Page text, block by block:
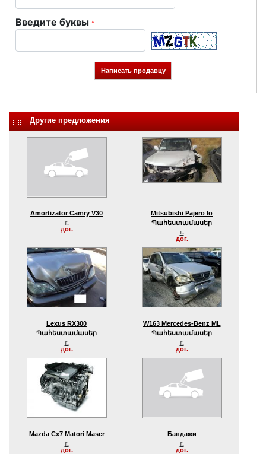
Введите буквы *
Другие предложения
Amortizator Camry V30
г.
дог.
Mitsubishi Pajero Io
Պահեստամասեր
г.
дог.
Lexus RX300
Պահեստամասեր
г.
дог.
W163 Mercedes-Benz ML
Պահեստամասեր
г.
дог.
Mazda Cx7 Matori Maser
г.
дог.
Бандажи
г.
дог.